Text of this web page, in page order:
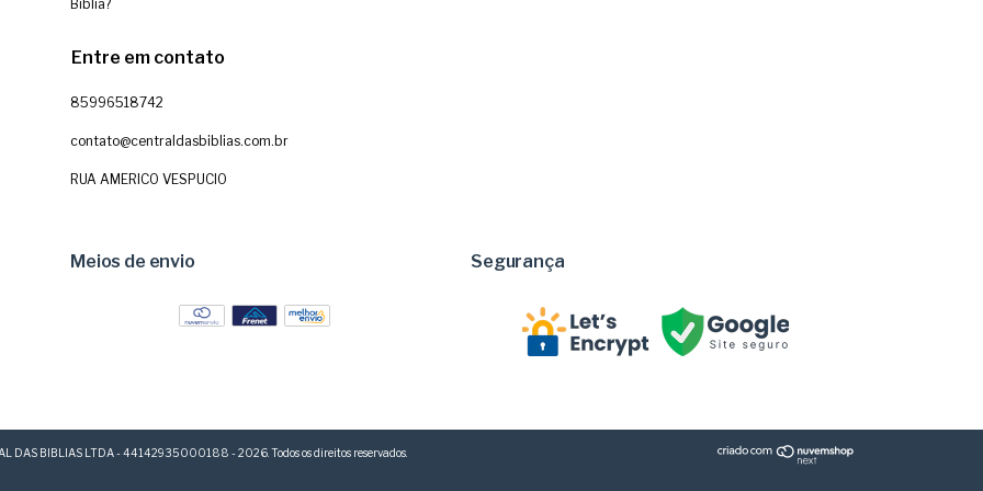
Bíblia?
Entre em contato
85996518742
contato@centraldasbiblias.com.br
RUA AMERICO VESPUCIO
Meios de envio Segurança
DAS BIBLIAS LTDA - 44142935000188 - 2026. Todos os direitos reservados.